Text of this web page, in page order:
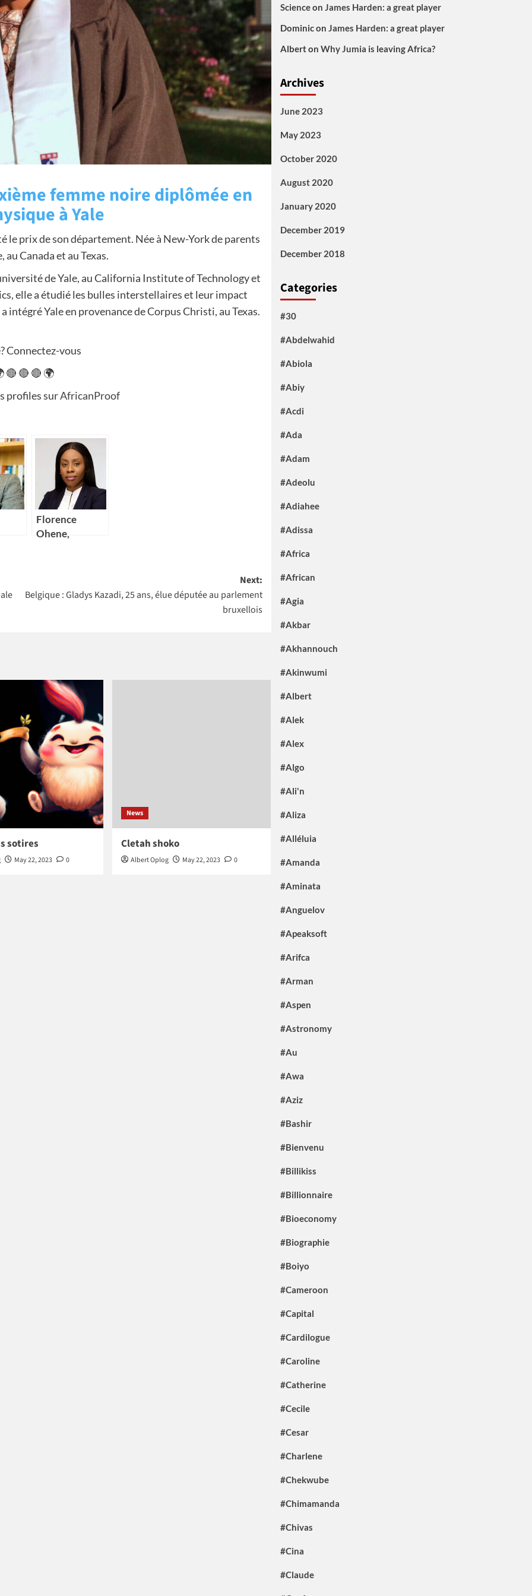
femme noire diplômée en
à Yale
prix de son département. Née à New-York de parents
Canada et au Texas.
de Yale, au California Institute of Technology et
elle a étudié les bulles interstellaires et leur impact
intégré Yale en provenance de Corpus Christi, au Texas.
Connectez-vous
🔴 🔴 🔴 🌍
profiles surAfricanProof
Florence
Ohene,
Ghana
Next:
Belgique : Gladys Kazadi, 25 ans, élue députée au parlement
bruxellois
sotires
May 22, 2023 0
News
Cletah shoko
Albert Oplog May 22, 2023 0
Scienceon James Harden: a great player
Dominicon James Harden: a great player
Alberton Why Jumia is leaving Africa?
Archives
June 2023
May 2023
October 2020
August 2020
January 2020
December 2019
December 2018
Categories
#30
#Abdelwahid
#Abiola
#Abiy
#Acdi
#Ada
#Adam
#Adeolu
#Adiahee
#Adissa
#Africa
#African
#Agia
#Akbar
#Akhannouch
#Akinwumi
#Albert
#Alek
#Alex
#Algo
#Ali'n
#Aliza
#Alléluia
#Amanda
#Aminata
#Anguelov
#Apeaksoft
#Arifca
#Arman
#Aspen
#Astronomy
#Au
#Awa
#Aziz
#Bashir
#Bienvenu
#Billikiss
#Billionnaire
#Bioeconomy
#Biographie
#Boiyo
#Cameroon
#Capital
#Cardilogue
#Caroline
#Catherine
#Cecile
#Cesar
#Charlene
#Chekwube
#Chimamanda
#Chivas
#Cina
#Claude